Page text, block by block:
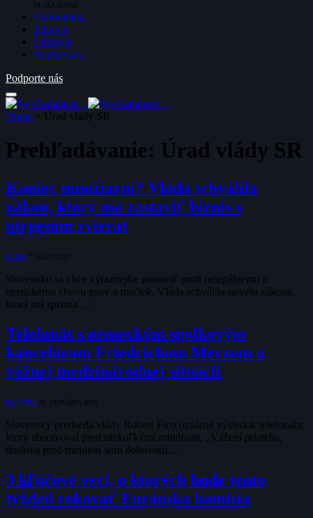
24. JÚLA 2026
Ekonomika
Zdravie
Lifestyle
Rozhovory
Podporte nás
Home » Úrad vlády SR
Prehľadávanie: Úrad vlády SR
Koniec množiarni? Vláda schválila
zákon, ktorý má zastaviť biznis s
utrpením zvierat
KRIMI 7. MÁJA 2026
Slovensko sa chce výraznejšie postaviť proti nelegálnemu a
neetickému chovu psov a mačiek. Vláda schválila novelu zákona,
ktorá má sprísniť…
Telefonát s nemeckým spolkovým
kancelárom Friedrichom Merzom o
vážnej medzinárodnej situácii
POLITIKA 19. JANUÁRA 2026
Slovenský predseda vlády Robert Fico oznámil výsledok telefonátu,
ktorý absolvoval pred niekoľkými minútami. „Vážení priatelia,
doslova pred minútou som dohovoril…
3 kľúčové veci, o ktorých bude tento
týždeň rokovať Európska komisia